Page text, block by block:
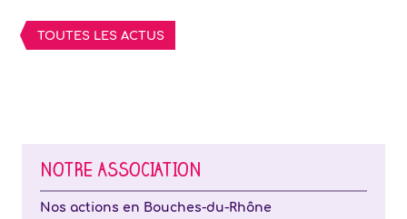
TOUTES LES ACTUS
NOTRE ASSOCIATION
Nos actions en Bouches-du-Rhône